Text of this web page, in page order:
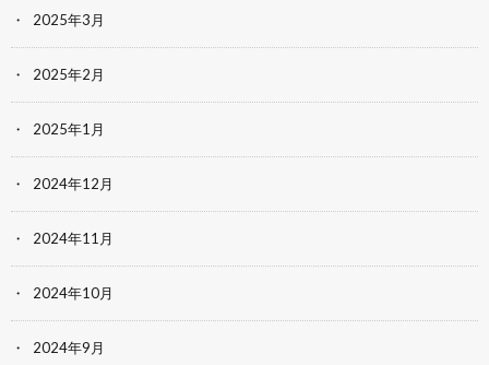
2025年3月
2025年2月
2025年1月
2024年12月
2024年11月
2024年10月
2024年9月